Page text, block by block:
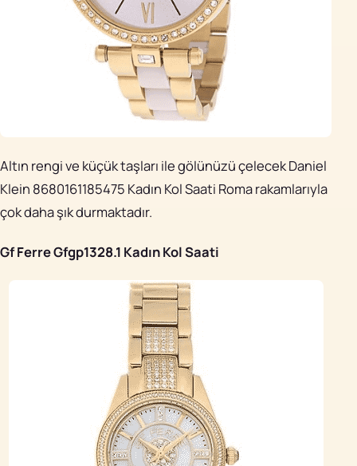
Altın rengi ve küçük taşları ile gölünüzü çelecek Daniel
Klein 8680161185475 Kadın Kol Saati Roma rakamlarıyla
çok daha şık durmaktadır.
Gf Ferre Gfgp1328.1 Kadın Kol Saati